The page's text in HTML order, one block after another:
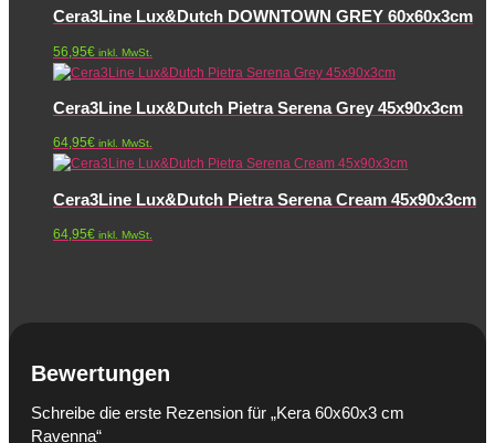
Cera3Line Lux&Dutch DOWNTOWN GREY 60x60x3cm
56,95€ inkl. MwSt.
Cera3Line Lux&Dutch Pietra Serena Grey 45x90x3cm
64,95€ inkl. MwSt.
Cera3Line Lux&Dutch Pietra Serena Cream 45x90x3cm
64,95€ inkl. MwSt.
Bewertungen
Schreibe die erste Rezension für „Kera 60x60x3 cm
Ravenna“